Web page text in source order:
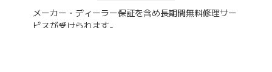
メーカー・ディーラー保証を含め長期間無料修理サー
ビスが受けられます。